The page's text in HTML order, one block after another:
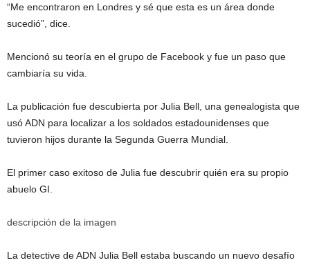
“Me encontraron en Londres y sé que esta es un área donde
sucedió”, dice.
Mencionó su teoría en el grupo de Facebook y fue un paso que
cambiaría su vida.
La publicación fue descubierta por Julia Bell, una genealogista que
usó ADN para localizar a los soldados estadounidenses que
tuvieron hijos durante la Segunda Guerra Mundial.
El primer caso exitoso de Julia fue descubrir quién era su propio
abuelo GI.
descripción de la imagen
La detective de ADN Julia Bell estaba buscando un nuevo desafío